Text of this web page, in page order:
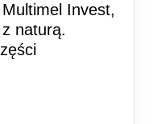
Invest,
naturą.